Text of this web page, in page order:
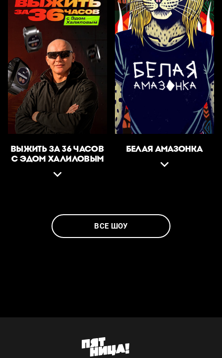
ВЫЖИТЬ ЗА 36 ЧАСОВ
С ЭДОМ ХАЛИЛОВЫМ
БЕЛАЯ АМАЗОНКА
ВСЕ ШОУ